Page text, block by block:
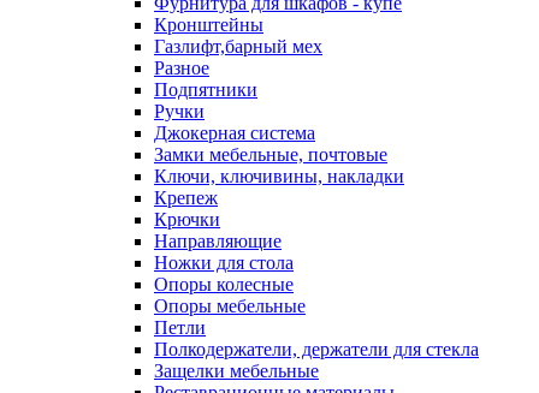
Кронштейны
Газлифт,барный мех
Разное
Подпятники
Ручки
Джокерная система
Замки мебельные, почтовые
Ключи, ключивины, накладки
Крепеж
Крючки
Направляющие
Ножки для стола
Опоры колесные
Опоры мебельные
Петли
Полкодержатели, держатели для стекла
Защелки мебельные